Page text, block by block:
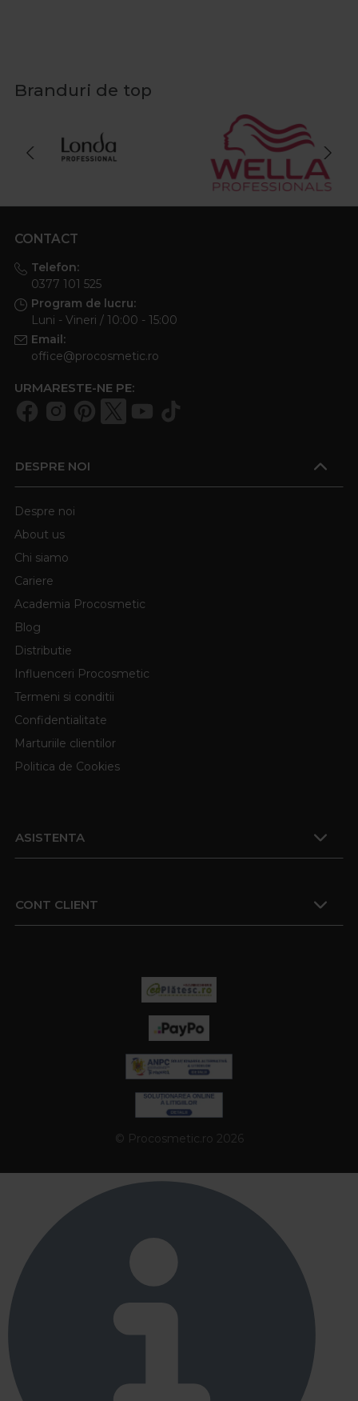
Branduri de top
CONTACT
Telefon:
0377 101 525
Program de lucru:
Luni - Vineri / 10:00 - 15:00
Email:
office@procosmetic.ro
URMARESTE-NE PE:
DESPRE NOI
Despre noi
About us
Chi siamo
Cariere
Academia Procosmetic
Blog
Distributie
Influenceri Procosmetic
Termeni si conditii
Confidentialitate
Marturiile clientilor
Politica de Cookies
ASISTENTA
CONT CLIENT
© Procosmetic.ro 2026